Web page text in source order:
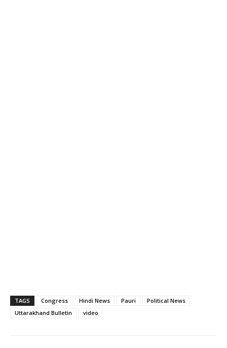
TAGS Congress Hindi News Pauri
Political News
Uttarakhand Bulletin
video